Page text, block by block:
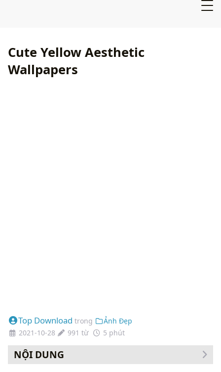
Cute Yellow Aesthetic
Wallpapers
Top Download trong
Ảnh Đẹp
2021-10-28
991 từ 5 phút
NỘI DUNG